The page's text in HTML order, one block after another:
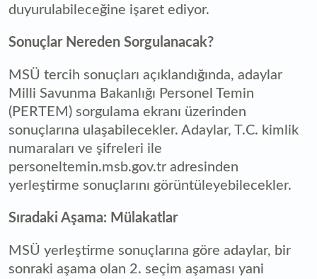
duyurulabileceğine işaret ediyor.
Sonuçlar Nereden Sorgulanacak?
MSÜ tercih sonuçları açıklandığında, adaylar
Milli Savunma Bakanlığı Personel Temin
(PERTEM) sorgulama ekranı üzerinden
sonuçlarına ulaşabilecekler. Adaylar, T.C. kimlik
numaraları ve şifreleri ile
personeltemin.msb.gov.tr adresinden
yerleştirme sonuçlarını görüntüleyebilecekler.
Sıradaki Aşama: Mülakatlar
MSÜ yerleştirme sonuçlarına göre adaylar, bir
sonraki aşama olan 2. seçim aşaması yani